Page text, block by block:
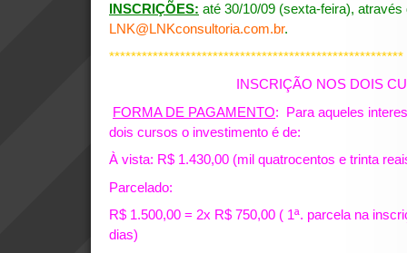
INSCRIÇÕES: até 30/10/09 (sexta-feira), através
LNK@LNKconsultoria.com.br.
******************************************************
INSCRIÇÃO NOS DOIS
FORMA DE PAGAMENTO: Para aqueles
dois cursos o investimento é de:
À vista: R$ 1.430,00 (mil quatrocentos e trinta
Parcelado:
R$ 1.500,00 = 2x R$ 750,00 ( 1ª. parcela na
dias)